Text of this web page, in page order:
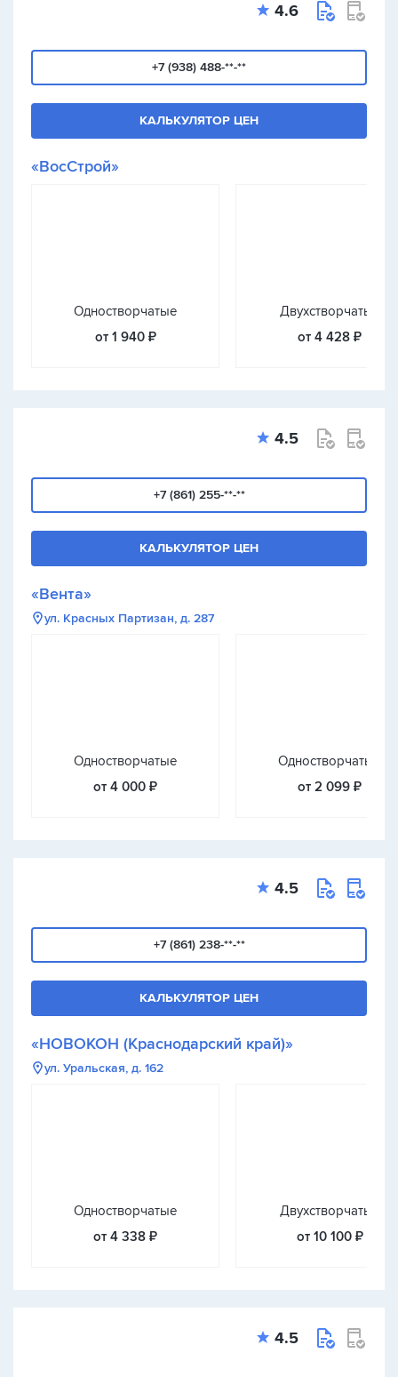
4.6
+7 (938) 488-**-**
КАЛЬКУЛЯТОР ЦЕН
«ВосСтрой»
Одностворчатые
от 1 940 ₽
Двухстворчатые
от 4 428 ₽
4.5
+7 (861) 255-**-**
КАЛЬКУЛЯТОР ЦЕН
«Вента»
ул. Красных Партизан, д. 287
Одностворчатые
от 4 000 ₽
Одностворчатые
от 2 099 ₽
4.5
+7 (861) 238-**-**
КАЛЬКУЛЯТОР ЦЕН
«НОВОКОН (Краснодарский край)»
ул. Уральская, д. 162
Одностворчатые
от 4 338 ₽
Двухстворчатые
от 10 100 ₽
4.5